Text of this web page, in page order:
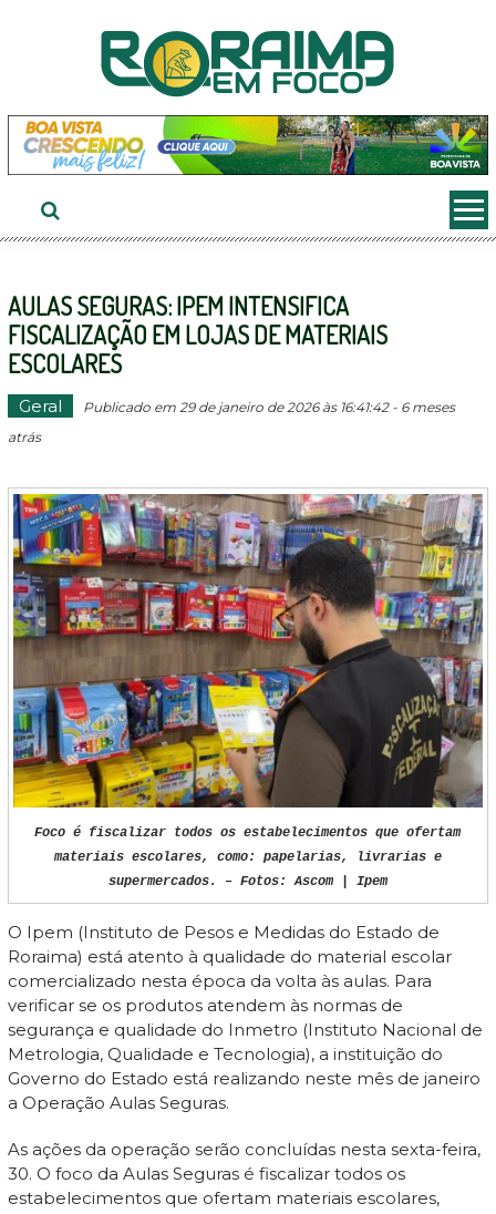
AULAS SEGURAS: IPEM INTENSIFICA
FISCALIZAÇÃO EM LOJAS DE MATERIAIS
ESCOLARES
Geral
Publicado em 29 de janeiro de 2026 às 16:41:42 - 6 meses
atrás
Foco é fiscalizar todos os estabelecimentos que ofertam
materiais escolares, como: papelarias, livrarias e
supermercados. – Fotos: Ascom | Ipem
O Ipem (Instituto de Pesos e Medidas do Estado de
Roraima) está atento à qualidade do material escolar
comercializado nesta época da volta às aulas. Para
verificar se os produtos atendem às normas de
segurança e qualidade do Inmetro (Instituto Nacional de
Metrologia, Qualidade e Tecnologia), a instituição do
Governo do Estado está realizando neste mês de janeiro
a Operação Aulas Seguras.
As ações da operação serão concluídas nesta sexta-feira,
30. O foco da Aulas Seguras é fiscalizar todos os
estabelecimentos que ofertam materiais escolares,